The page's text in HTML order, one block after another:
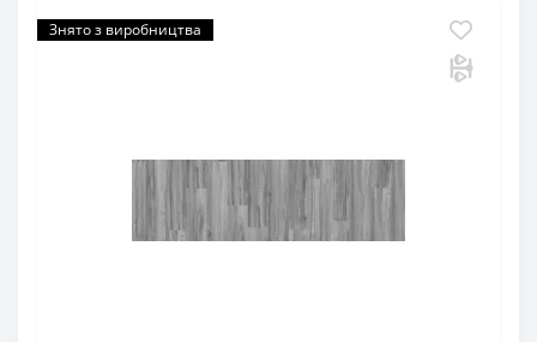
Знято з виробництва